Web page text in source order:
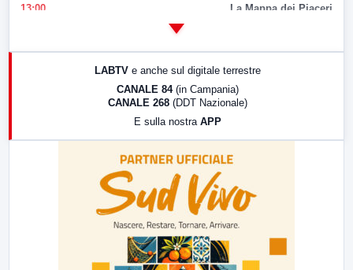
13:00 La Mappa dei Piaceri
LABTV e anche sul digitale terrestre
CANALE 84 (in Campania)
CANALE 268 (DDT Nazionale)
E sulla nostra APP